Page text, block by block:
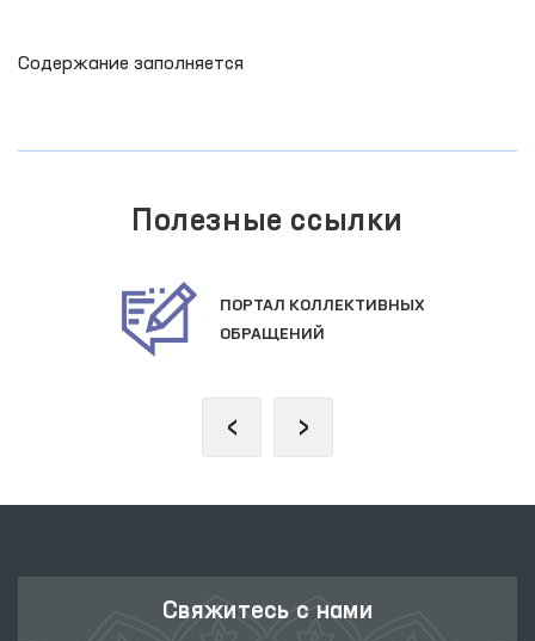
Содержание заполняется
Полезные ссылки
ПОРТАЛ КОЛЛЕКТИВНЫХ
ОБРАЩЕНИЙ
‹ ›
Свяжитесь с нами